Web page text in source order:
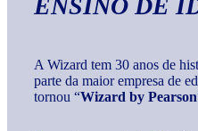
ENSINO DE
A Wizard tem 30 anos de
parte da maior empresa de
tornou “Wizard by Pearson